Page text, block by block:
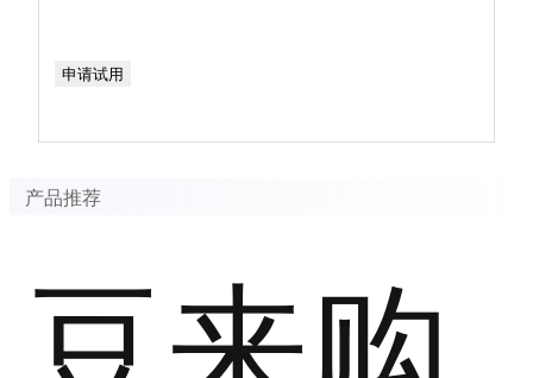
申请试用
产品推荐